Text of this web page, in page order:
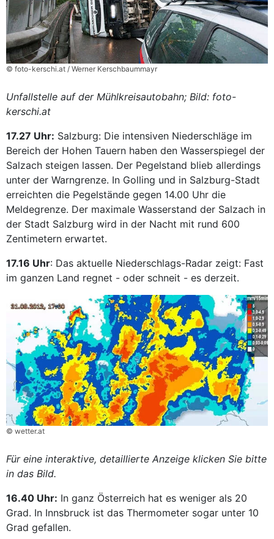
© foto-kerschi.at / Werner Kerschbaummayr
Unfallstelle auf der Mühlkreisautobahn; Bild: foto-
kerschi.at
17.27 Uhr: Salzburg: Die intensiven Niederschläge im
Bereich der Hohen Tauern haben den Wasserspiegel der
Salzach steigen lassen. Der Pegelstand blieb allerdings
unter der Warngrenze. In Golling und in Salzburg-Stadt
erreichten die Pegelstände gegen 14.00 Uhr die
Meldegrenze. Der maximale Wasserstand der Salzach in
der Stadt Salzburg wird in der Nacht mit rund 600
Zentimetern erwartet.
17.16 Uhr: Das aktuelle Niederschlags-Radar zeigt: Fast
im ganzen Land regnet - oder schneit - es derzeit.
© wetter.at
Für eine interaktive, detaillierte Anzeige klicken Sie bitte
in das Bild.
16.40 Uhr: In ganz Österreich hat es weniger als 20
Grad. In Innsbruck ist das Thermometer sogar unter 10
Grad gefallen.